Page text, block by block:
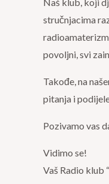
stručnjacima
povoljni, svi
Takođe, na
pitanja i
Pozivamo vas
Vidimo se!
Vaš Radio klub